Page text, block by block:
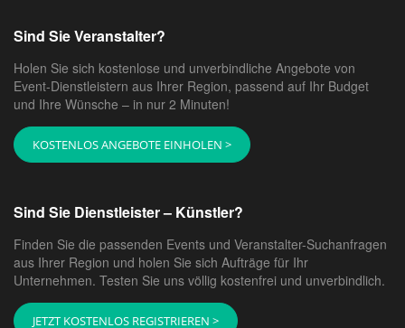
Sind Sie Veranstalter?
Holen Sie sich kostenlose und unverbindliche Angebote von
Event-Dienstleistern aus Ihrer Region, passend auf Ihr Budget
und Ihre Wünsche – in nur 2 Minuten!
KOSTENLOS ANGEBOTE EINHOLEN >
Sind Sie Dienstleister – Künstler?
Finden Sie die passenden Events und Veranstalter-Suchanfragen
aus Ihrer Region und holen Sie sich Aufträge für Ihr
Unternehmen. Testen Sie uns völlig kostenfrei und unverbindlich.
JETZT KOSTENLOS REGISTRIEREN >